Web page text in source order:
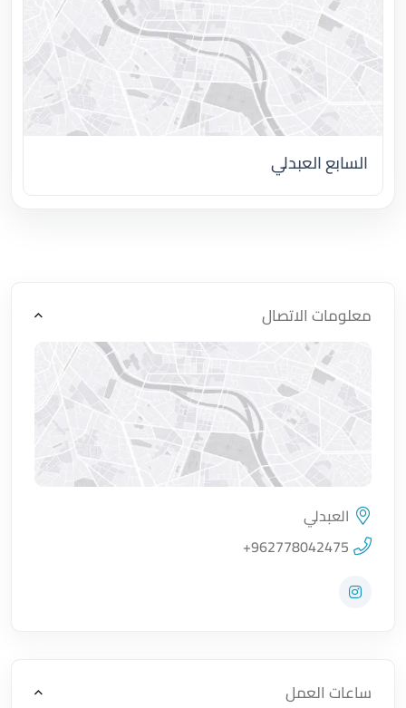
السابع العبدلي
معلومات الاتصال
اضغط لتحميل الموقع
العبدلي
+962778042475
زيارة حساب المتجر على Instagram
ساعات العمل